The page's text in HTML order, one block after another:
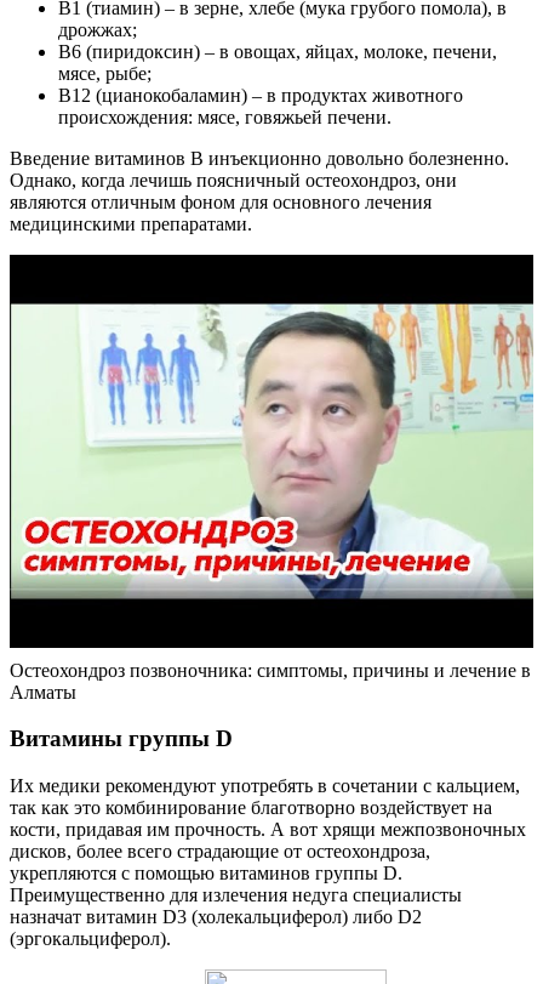
В1 (тиамин) – в зерне, хлебе (мука грубого помола), в
дрожжах;
В6 (пиридоксин) – в овощах, яйцах, молоке, печени,
мясе, рыбе;
В12 (цианокобаламин) – в продуктах животного
происхождения: мясе, говяжьей печени.
Введение витаминов В инъекционно довольно болезненно.
Однако, когда лечишь поясничный остеохондроз, они
являются отличным фоном для основного лечения
медицинскими препаратами.
Остеохондроз позвоночника: симптомы, причины и лечение в
Алматы
Витамины группы D
Их медики рекомендуют употребять в сочетании с кальцием,
так как это комбинирование благотворно воздействует на
кости, придавая им прочность. А вот хрящи межпозвоночных
дисков, более всего страдающие от остеохондроза,
укрепляются с помощью витаминов группы D.
Преимущественно для излечения недуга специалисты
назначат витамин D3 (холекальциферол) либо D2
(эргокальциферол).